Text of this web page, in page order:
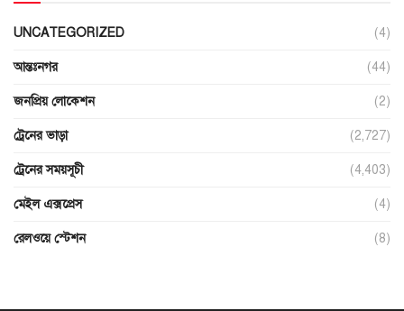
UNCATEGORIZED (4)
আন্তঃনগর (44)
জনপ্রিয় লোকেশন (2)
ট্রেনের ভাড়া (2,727)
ট্রেনের সময়সূচী (4,403)
মেইল এক্সপ্রেস (4)
রেলওয়ে স্টেশন (8)